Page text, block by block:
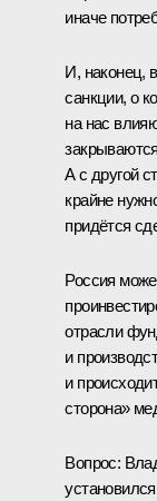
иначе
И, наконец,
санкции, о
на нас
А с другой
крайне
придётся
Россия
отрасли
и
и
сторона»
Вопрос: